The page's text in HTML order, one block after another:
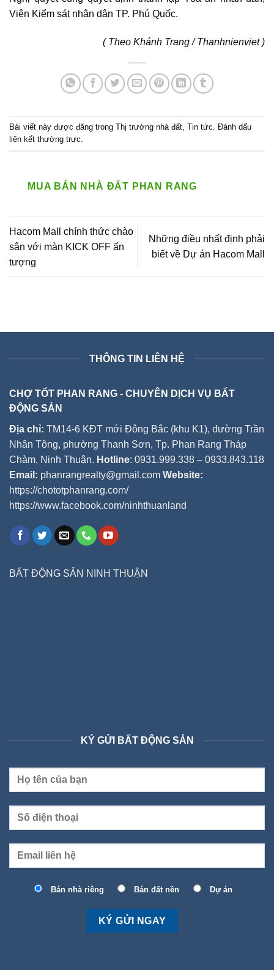
Viện Kiểm sát nhân dân TP. Phú Quốc.
( Theo Khánh Trang / Thanhnienviet )
Bài viết này được đăng trong Thị trường nhà đất Tin tức . Đánh dấu
liên kết thường trực
MUA BÁN NHÀ ĐẤT PHAN RANG
Hacom Mall chính thức chào
sân với màn KICK OFF ấn
tượng
Những điều nhất định phải
biết về Dự án Hacom Mall
THÔNG TIN LIÊN HỆ
CHỢ TỐT PHAN RANG - CHUYÊN DỊCH VỤ BẤT
ĐỘNG SẢN
Địa chỉ: TM14-6 KĐT mới Đông Bắc (khu K1), đường Trần
Nhân Tông, phường Thanh Sơn, Tp. Phan Rang Tháp
Chàm, Ninh Thuận. Hotline: 0931.999.338 – 0933.843.118
Email: phanrangrealty@gmail.com Website:
https://chototphanrang.com/
https://www.facebook.com/ninhthuanland
BẤT ĐỘNG SẢN NINH THUẬN
KÝ GỬI BẤT ĐỘNG SẢN
Bán nhà riêng Bán đất nền Dự án